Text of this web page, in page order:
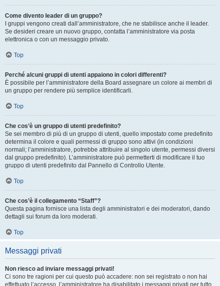
Come divento leader di un gruppo?
I gruppi vengono creati dall’amministratore, che ne stabilisce anche il leader.
Se desideri creare un nuovo gruppo, contatta l’amministratore via posta
elettronica o con un messaggio privato.
Top
Perché alcuni gruppi di utenti appaiono in colori differenti?
È possibile per l’amministratore della Board assegnare un colore ai membri di
un gruppo per rendere più semplice identificarli.
Top
Che cos’è un gruppo di utenti predefinito?
Se sei membro di più di un gruppo di utenti, quello impostato come predefinito
determina il colore e quali permessi di gruppo sono attivi (in condizioni
normali; l’amministratore, potrebbe attribuire al singolo utente, permessi diversi
dal gruppo predefinito). L’amministratore può permetterti di modificare il tuo
gruppo di utenti predefinito dal Pannello di Controllo Utente.
Top
Che cos’è il collegamento “Staff”?
Questa pagina fornisce una lista degli amministratori e dei moderatori, dando
dettagli sui forum da loro moderati.
Top
Messaggi privati
Non riesco ad inviare messaggi privati!
Ci sono tre ragioni per cui questo può accadere: non sei registrato o non hai
effettuato l’accesso, l’amministratore ha disabilitato i messaggi privati per tutto